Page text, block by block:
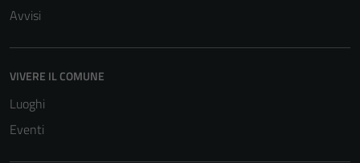
Avvisi
VIVERE IL COMUNE
Luoghi
Eventi